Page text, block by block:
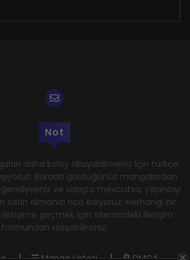
Not
daha kolay okuyabilmeniz için türkçe
Burada gördüğünüz mangalardan
ve satışta mevcutsa, yayıncıyı
almanızı rica ediyoruz. Herhangi bir
geçmek için sitemizdeki iletişim
formundan ulaşabilirsiniz.